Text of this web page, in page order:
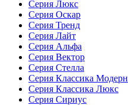
Серия Люкс
Серия Оскар
Серия Тренд
Серия Лайт
Серия Альфа
Серия Вектор
Серия Стелла
Серия Классика Модерн
Серия Классика Люкс
Серия Сириус